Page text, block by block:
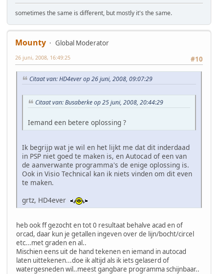
sometimes the same is different, but mostly it's the same.
Mounty
Global Moderator
#10
26 juni, 2008, 16:49:25
Citaat van: HD4ever op 26 juni, 2008, 09:07:29
Citaat van: Busaberke op 25 juni, 2008, 20:44:29
Iemand een betere oplossing ?
Ik begrijp wat je wil en het lijkt me dat dit inderdaad
in PSP niet goed te maken is, en Autocad of een van
de aanverwante programma's de enige oplossing is.
Ook in Visio Technical kan ik niets vinden om dit even
te maken.
grtz, HD4ever
heb ook ff gezocht en tot 0 resultaat behalve acad en of
orcad, daar kun je getallen ingeven over de lijn/bocht/circel
etc...met graden en al..
Mischien eens uit de hand tekenen en iemand in autocad
laten uittekenen...doe ik altijd als ik iets gelaserd of
watergesneden wil..meest gangbare programma schijnbaar..